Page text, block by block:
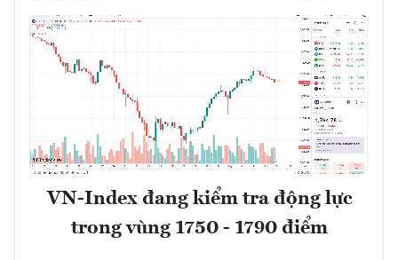
VN-Index đang kiểm tra động lực
trong vùng 1750 - 1790 điểm